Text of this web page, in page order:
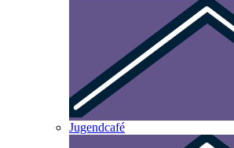
Jugendcafé